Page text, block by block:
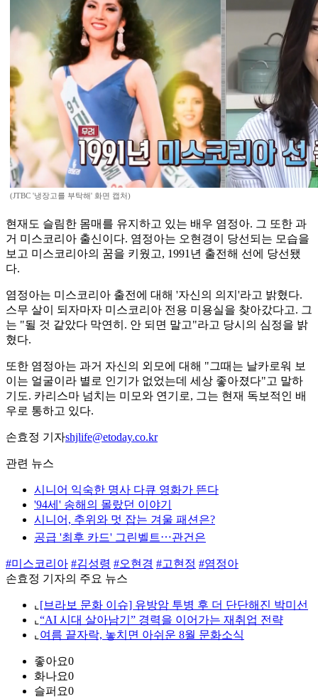
(JTBC '냉장고를 부탁해' 화면 캡처)
현재도 슬림한 몸매를 유지하고 있는 배우 염정아. 그 또한 과
거 미스코리아 출신이다. 염정아는 오현경이 당선되는 모습을
보고 미스코리아의 꿈을 키웠고, 1991년 출전해 선에 당선됐
다.
염정아는 미스코리아 출전에 대해 '자신의 의지'라고 밝혔다.
스무 살이 되자마자 미스코리아 전용 미용실을 찾아갔다고. 그
는 "될 것 같았다 막연히. 안 되면 말고"라고 당시의 심정을 밝
혔다.
또한 염정아는 과거 자신의 외모에 대해 "그때는 날카로워 보
이는 얼굴이라 별로 인기가 없었는데 세상 좋아졌다"고 말하
기도. 카리스마 넘치는 미모와 연기로, 그는 현재 독보적인 배
우로 통하고 있다.
손효정 기자shjlife@etoday.co.kr
관련 뉴스
시니어 익숙한 명사 다큐 영화가 뜬다
'94세' 송해의 몰랐던 이야기
시니어, 추위와 멋 잡는 겨울 패션은?
공급 '최후 카드' 그린벨트⋯관건은
#미스코리아 #김성령 #오현경 #고현정 #염정아
손효정 기자의 주요 뉴스
⌞ [브라보 문화 이슈] 유방암 투병 후 더 단단해진 박미선
⌞ “AI 시대 살아남기” 경력을 이어가는 재취업 전략
⌞ 여름 끝자락, 놓치면 아쉬운 8월 문화소식
좋아요0
화나요0
슬퍼요0